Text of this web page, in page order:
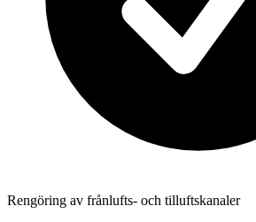
Rengöring av frånlufts- och tilluftskanaler